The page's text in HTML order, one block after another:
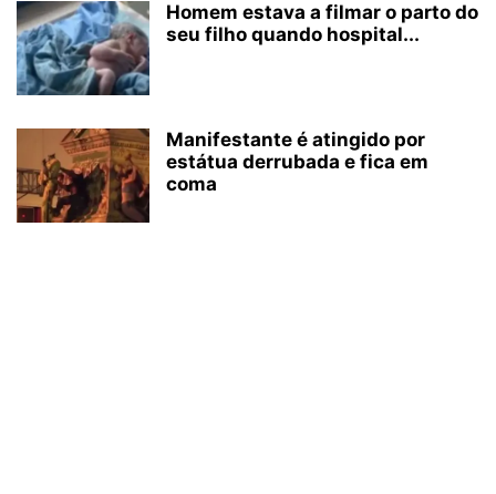
Homem estava a filmar o parto do
seu filho quando hospital...
Manifestante é atingido por
estátua derrubada e fica em
coma